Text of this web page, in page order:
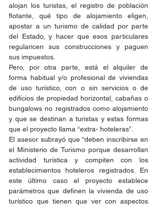
alojan los turistas, el registro de población
flotante, qué tipo de alojamiento eligen,
apostar a un turismo de calidad por parte
del Estado, y hacer que esos particulares
regularicen sus construcciones y paguen
sus impuestos.
Pero, por otra parte, está el alquiler de
forma habitual y/o profesional de viviendas
de uso turístico, con o sin servicios o de
edificios de propiedad horizontal, cabañas o
bungalows no registrados como alojamiento
y que se destinan a turistas y estas formas
que el proyecto llama “extra- hoteleras”.
El asesor subrayó que “deben inscribirse en
el Ministerio de Turismo porque desarrollan
actividad turística y compiten con los
establecimientos hoteleros registrados. En
este último caso el proyecto establece
parámetros que definen la vivienda de uso
turístico que tienen que ver con aspectos